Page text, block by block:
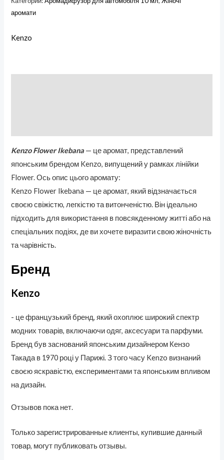
аромати
Kenzo
Kenzo Flower Ikebana — це аромат, представлений
японським брендом Kenzo, випущений у рамках лінійки
Flower. Ось опис цього аромату:
Kenzo Flower Ikebana — це аромат, який відзначається
своєю свіжістю, легкістю та витонченістю. Він ідеально
підходить для використання в повсякденному житті або на
спеціальних подіях, де ви хочете виразити свою жіночність
та чарівність.
Бренд
Kenzo
- це французький бренд, який охоплює широкий спектр
модних товарів, включаючи одяг, аксесуари та парфуми.
Бренд був заснований японським дизайнером Кензо
Такада в 1970 році у Парижі. З того часу Kenzo визнаний
своєю яскравістю, експериментами та японським впливом
на дизайн.
Отзывов пока нет.
Только зарегистрированные клиенты, купившие данный
товар, могут публиковать отзывы.